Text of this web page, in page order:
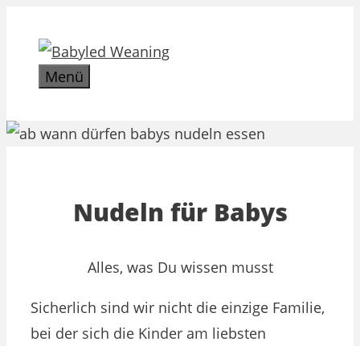
Inhalt
springenMenü
Nudeln für Babys
Alles, was Du wissen musst
Sicherlich sind wir nicht die einzige Familie,
bei der sich die Kinder am liebsten